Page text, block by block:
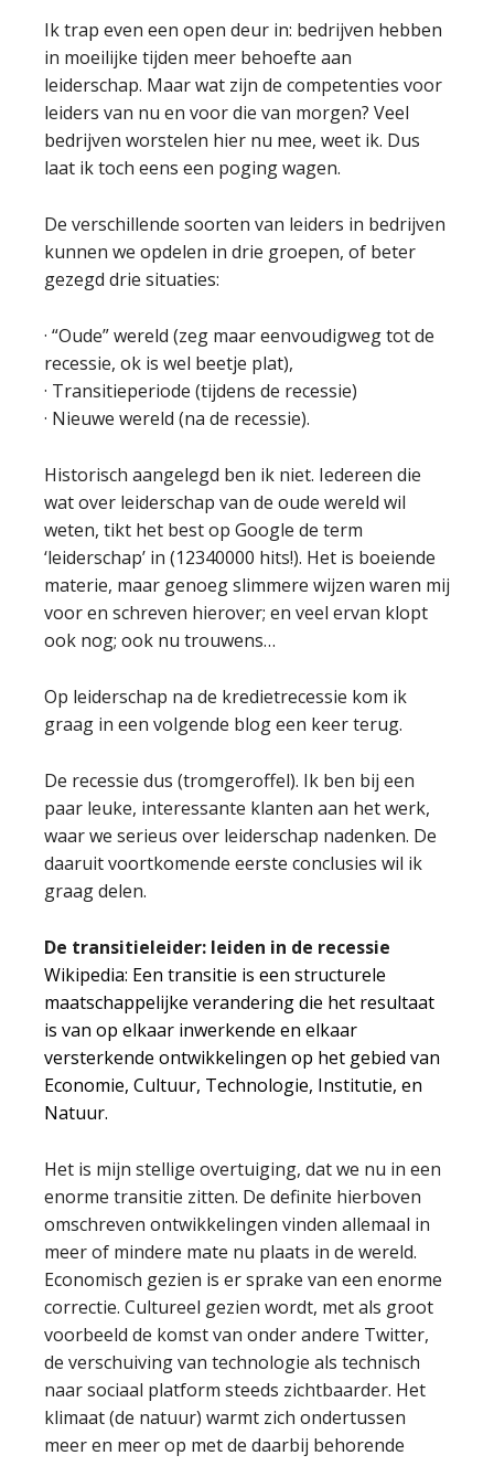
Ik trap even een open deur in: bedrijven hebben
in moeilijke tijden meer behoefte aan
leiderschap. Maar wat zijn de competenties voor
leiders van nu en voor die van morgen? Veel
bedrijven worstelen hier nu mee, weet ik. Dus
laat ik toch eens een poging wagen.
De verschillende soorten van leiders in bedrijven
kunnen we opdelen in drie groepen, of beter
gezegd drie situaties:
· “Oude” wereld (zeg maar eenvoudigweg tot de
recessie, ok is wel beetje plat),
· Transitieperiode (tijdens de recessie)
· Nieuwe wereld (na de recessie).
Historisch aangelegd ben ik niet. Iedereen die
wat over leiderschap van de oude wereld wil
weten, tikt het best op Google de term
‘leiderschap’ in (12340000 hits!). Het is boeiende
materie, maar genoeg slimmere wijzen waren mij
voor en schreven hierover; en veel ervan klopt
ook nog; ook nu trouwens…
Op leiderschap na de kredietrecessie kom ik
graag in een volgende blog een keer terug.
De recessie dus (tromgeroffel). Ik ben bij een
paar leuke, interessante klanten aan het werk,
waar we serieus over leiderschap nadenken. De
daaruit voortkomende eerste conclusies wil ik
graag delen.
De transitieleider: leiden in de recessie
Wikipedia: Een transitie is een structurele
maatschappelijke verandering die het resultaat
is van op elkaar inwerkende en elkaar
versterkende ontwikkelingen op het gebied van
Economie, Cultuur, Technologie, Institutie, en
Natuur.
Het is mijn stellige overtuiging, dat we nu in een
enorme transitie zitten. De definite hierboven
omschreven ontwikkelingen vinden allemaal in
meer of mindere mate nu plaats in de wereld.
Economisch gezien is er sprake van een enorme
correctie. Cultureel gezien wordt, met als groot
voorbeeld de komst van onder andere Twitter,
de verschuiving van technologie als technisch
naar sociaal platform steeds zichtbaarder. Het
klimaat (de natuur) warmt zich ondertussen
meer en meer op met de daarbij behorende